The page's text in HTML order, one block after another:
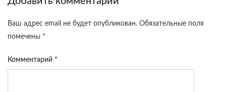
Ваш адрес email не будет опубликован. Обязательные поля
помечены *
Комментарий *